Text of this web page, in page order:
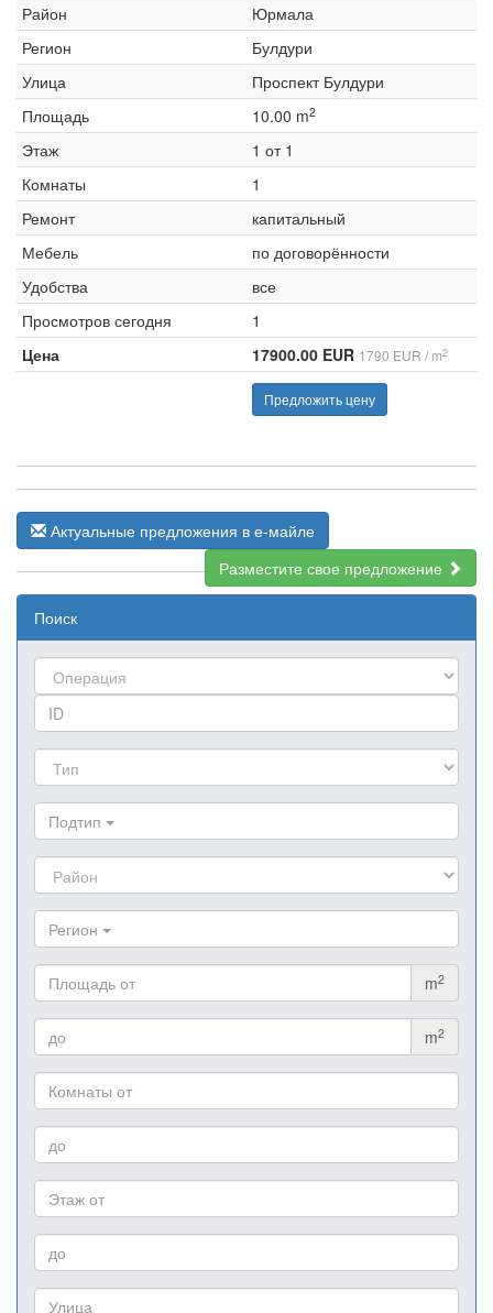
Район
Юрмала
Регион
Булдури
Улица
Проспект Булдури
Площадь
10.00 m2
Этаж
1 от 1
Комнаты
1
Ремонт
капитальный
Мебель
по договорённости
Удобства
все
Просмотров сегодня
1
Цена
17900.00 EUR 1790 EUR / m2
Предложить цену
Актуальные предложения в е-майле
Разместите свое предложение
Поиск
Подтип
Регион
m2
m2